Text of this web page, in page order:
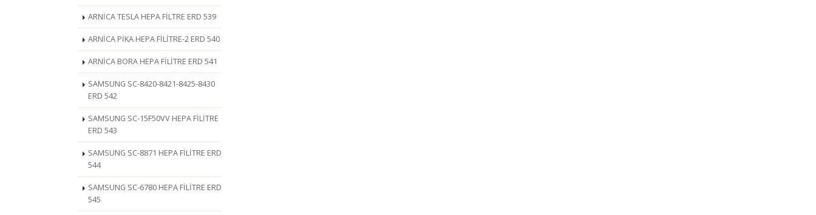
ARNİCA TESLA HEPA FİLTRE ERD 539
ARNİCA PİKA HEPA FİLİTRE-2 ERD 540
ARNİCA BORA HEPA FİLİTRE ERD 541
SAMSUNG SC-8420-8421-8425-8430
ERD 542
SAMSUNG SC-15F50VV HEPA FİLİTRE
ERD 543
SAMSUNG SC-8871 HEPA FİLİTRE ERD
544
SAMSUNG SC-6780 HEPA FİLİTRE ERD
545